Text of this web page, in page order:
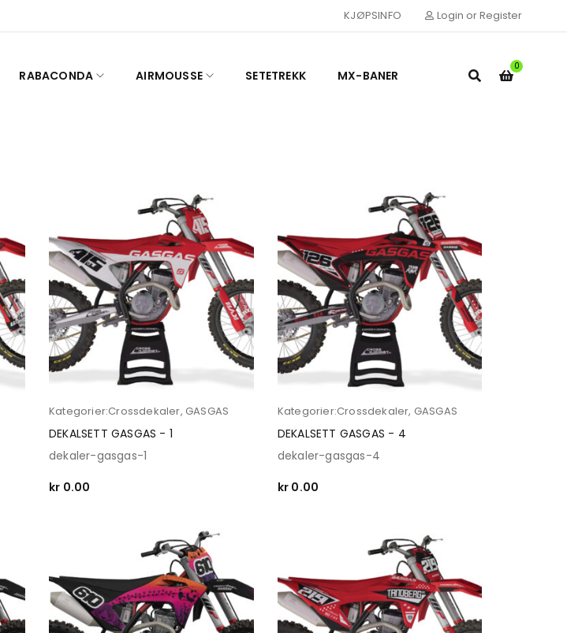
KJØPSINFO Login or Register
RABACONDA AIRMOUSSE SETETREKK MX-BANER
0
Kategorier:Crossdekaler, GASGAS
DEKALSETT GASGAS - 1
dekaler-gasgas-1
kr 0.00
Kategorier:Crossdekaler, GASGAS
DEKALSETT GASGAS - 4
dekaler-gasgas-4
kr 0.00